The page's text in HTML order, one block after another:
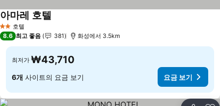
2 성급호텔
아마레 호텔
8.6 최고 좋음 381 화성에서 3.5km
최저가 ₩43,710
6개 사이트의 요금 보기 요금 보기